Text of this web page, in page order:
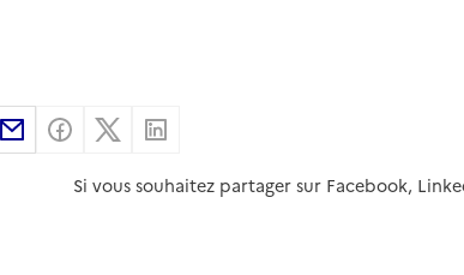
ImprimerPartager par email
Partager sur Facebook
Partager sur X
Si vous souhaitez partager sur Facebook,